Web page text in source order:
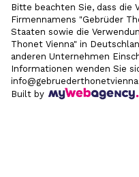
Bitte beachten Sie, dass die
Firmennamens "Gebrüder
Staaten sowie die
Thonet Vienna" in
anderen Unternehmen
Informationen wenden Sie
Built by